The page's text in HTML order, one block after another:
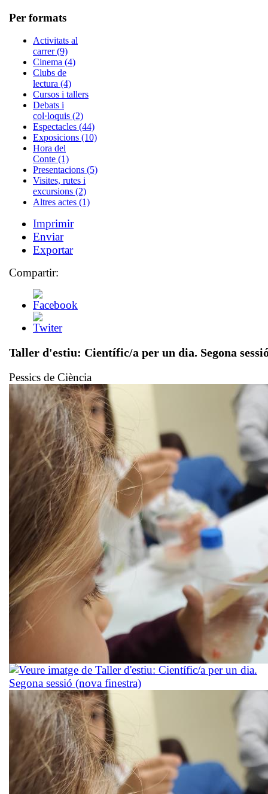
Per formats
Activitats al
carrer (9)
Cinema (4)
Clubs de
lectura (4)
Cursos i tallers
Debats i
col·loquis (2)
Espectacles (44)
Exposicions (10)
Hora del
Conte (1)
Presentacions (5)
Visites, rutes i
excursions (2)
Altres actes (1)
Imprimir
Enviar
Exportar
Compartir:
Taller d'estiu: Científic/a per un dia. Segona
Pessics de Ciència